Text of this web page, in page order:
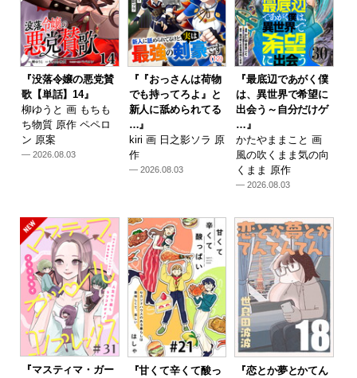
『没落令嬢の悪党賛
歌【単話】14』
柳ゆうと 画 もちも
ち物質 原作 ペペロ
ン 原案
— 2026.08.03
『『おっさんは荷物
でも持ってろよ』と
新人に舐められてる
…』
kiri 画 日之影ソラ 原
作
— 2026.08.03
『最底辺であがく僕
は、異世界で希望に
出会う～自分だけゲ
…』
かたやままこと 画
風の吹くまま気の向
くまま 原作
— 2026.08.03
『マスティマ・ガー
『甘くて辛くて酸っ
『恋とか夢とかてん